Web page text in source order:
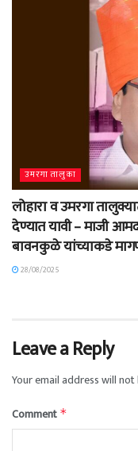
उमरगा तालुका
लोहारा व उमरगा
देण्यात यावी – माजी
बावनकुळे यांच्याकडे
28/08/2025
Leave a Reply
Your email address will
Comment *